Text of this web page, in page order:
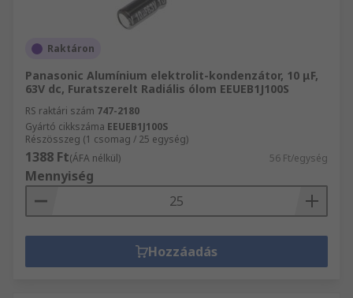
Raktáron
Panasonic Alumínium elektrolit-kondenzátor, 10 μF,
63V dc, Furatszerelt Radiális ólom EEUEB1J100S
RS raktári szám 747-2180
Gyártó cikkszáma EEUEB1J100S
Részösszeg (1 csomag / 25 egység)
1388 Ft(ÁFA nélkül) 56 Ft/egység
Mennyiség
Hozzáadás